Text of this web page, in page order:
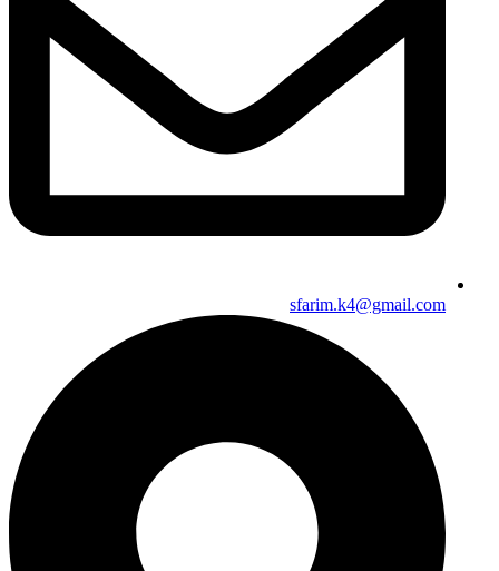
sfarim.k4@gmail.com